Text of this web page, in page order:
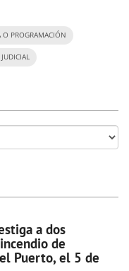
PROGRAMACIÓN
a dos
de
Puerto, el 5 de